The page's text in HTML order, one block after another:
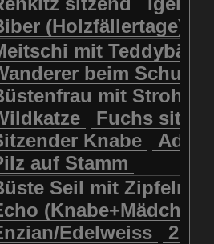
Schuhbinden
Wilde Hilde
Wurzelkind
Steinmarder
Uhu mit Jungen
Wildkatze
Ziegenkopf
(Holzfällertage)
mit Teddybär
beim
mit Strohut
Fuchs
Knabe
Adler
auf Stamm
Seil mit
Edelweiss
2